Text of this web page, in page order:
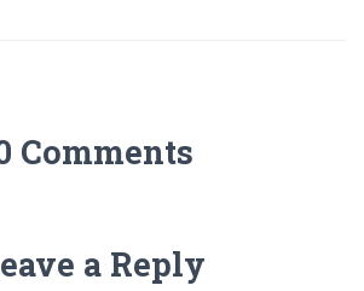
Comments
a Reply